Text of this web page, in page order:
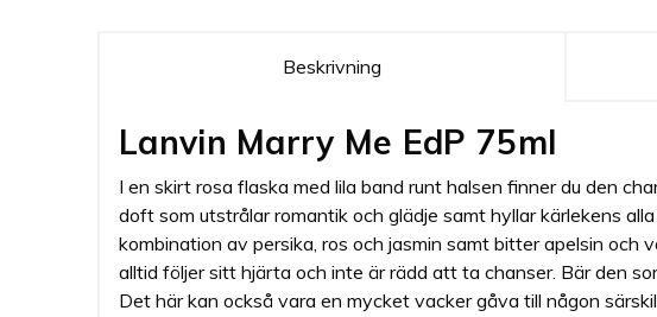
Beskrivning
Lanvin Marry Me EdP 75ml
I en skirt rosa flaska med lila band runt halsen finner du den
doft som utstrålar romantik och glädje samt hyllar kärlekens
kombination av persika, ros och jasmin samt bitter apelsin
alltid följer sitt hjärta och inte är rädd att ta chanser. Bär den
Det här kan också vara en mycket vacker gåva till någon